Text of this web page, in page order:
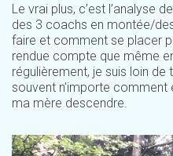
Le vrai plus, c’est l’analyse
des 3 coachs en montée/
faire et comment se placer
rendue compte que même
régulièrement, je suis loin
souvent n’importe comment
ma mère descendre.